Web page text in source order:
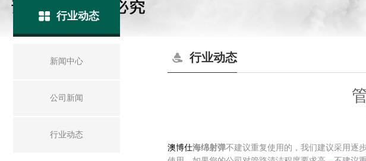
行业动态
新闻中心
公司新闻
行业动态
行业动态
澳博仕海绵射弹不建议重复使用的，我们建议采用逐